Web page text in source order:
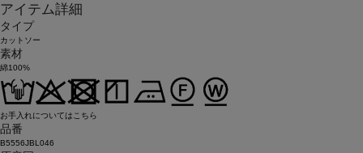
アイテム詳細
タイプ
カットソー
素材
綿100%
お手入れについてはこちら
品番
B5556JBL046